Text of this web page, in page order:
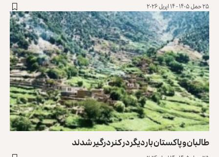
۲۵ حمل ۱۴۰۵ - ۱۴ اپریل ۲۰۲۶
طالبان و پاکستان بار دیگر در کنر درگیر شدند